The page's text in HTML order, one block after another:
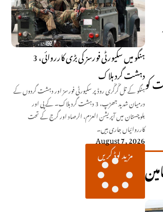
ہنگو میں سکیورٹی فورسز کی بڑی کارروائی، 3
دہشت گرد ہلاک
ہنگو کے تل گُرگُری روڈ پر سکیورٹی فورسز اور دہشت گردوں کے
درمیان شدید جھڑپ، 3 دہشت گرد ہلاک۔ کے پی اور
بلوچستان میں آپریشن العزم، الرصاد اور گرج کے تحت
کارروائیاں جاری ہیں۔
August 7, 2026
مزید لوڈ کریں
کو